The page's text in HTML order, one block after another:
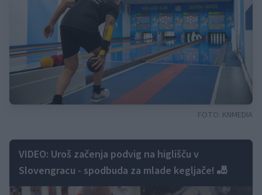
FOTO: KNMEDIA
VIDEO: Uroš začenja podvig na higlišču v
Slovengracu - spodbuda za mlade kegljače! 🎳